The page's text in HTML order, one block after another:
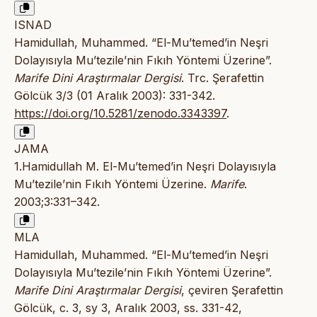
ISNAD
Hamidullah, Muhammed. “El-Mu’temed’in Neşri
Dolayısıyla Mu’tezile’nin Fıkıh Yöntemi Üzerine”.
Marife Dini Araştırmalar Dergisi. Trc. Şerafettin
Gölcük 3/3 (01 Aralık 2003): 331-342.
https://doi.org/10.5281/zenodo.3343397.
JAMA
1.Hamidullah M. El-Mu’temed’in Neşri Dolayısıyla
Mu’tezile’nin Fıkıh Yöntemi Üzerine. Marife.
2003;3:331–342.
MLA
Hamidullah, Muhammed. “El-Mu’temed’in Neşri
Dolayısıyla Mu’tezile’nin Fıkıh Yöntemi Üzerine”.
Marife Dini Araştırmalar Dergisi, çeviren Şerafettin
Gölcük, c. 3, sy 3, Aralık 2003, ss. 331-42,